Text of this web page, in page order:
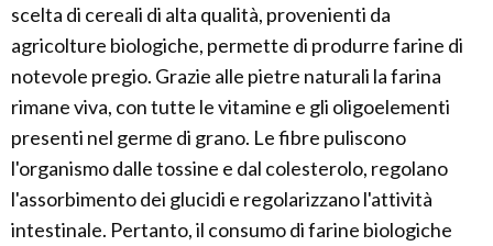
scelta di cereali di alta qualità, provenienti da
agricolture biologiche, permette di produrre farine di
notevole pregio. Grazie alle pietre naturali la farina
rimane viva, con tutte le vitamine e gli oligoelementi
presenti nel germe di grano. Le fibre puliscono
l'organismo dalle tossine e dal colesterolo, regolano
l'assorbimento dei glucidi e regolarizzano l'attività
intestinale. Pertanto, il consumo di farine biologiche